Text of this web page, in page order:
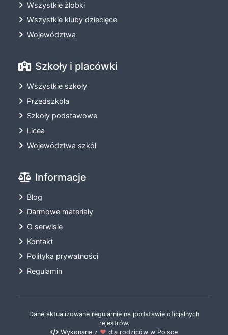
Wszystkie żłobki
Wszystkie kluby dziecięce
Województwa
Szkoły i placówki
Wszystkie szkoły
Przedszkola
Szkoły podstawowe
Licea
Województwa szkół
Informacje
Blog
Darmowe materiały
O serwisie
Kontakt
Polityka prywatności
Regulamin
Dane aktualizowane regularnie na podstawie oficjalnych
rejestrów.
Wykonane z ❤️ dla rodziców w Polsce